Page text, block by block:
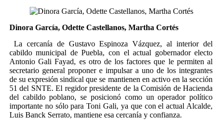
Dinora García, Odette Castellanos, Martha Cortés
La cercanía de Gustavo Espinoza Vázquez, al interior del
cabildo municipal de Puebla, con el actual gobernador electo
Antonio Gali Fayad, es otro de los factores que le permiten al
secretario general proponer e impulsar a uno de los integrantes
de su expresión sindical que se mantienen en activo en la sección
51 del SNTE. El regidor presidente de la Comisión de Hacienda
del cabildo poblano, se posicionó como un operador político
importante no sólo para Toni Gali, ya que con el actual Alcalde,
Luis Banck Serrato, mantiene esa cercanía y confianza.